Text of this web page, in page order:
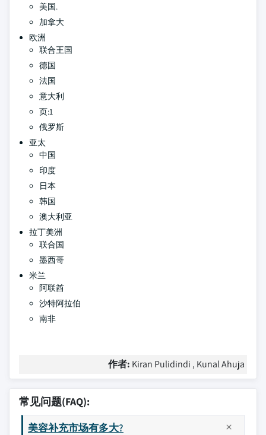
美国.
加拿大
欧洲
联合王国
德国
法国
意大利
页:1
俄罗斯
亚太
中国
印度
日本
韩国
澳大利亚
拉丁美洲
联合国
墨西哥
米兰
阿联酋
沙特阿拉伯
南非
作者: Kiran Pulidindi , Kunal Ahuja
常见问题(FAQ):
美容补充市场有多大?